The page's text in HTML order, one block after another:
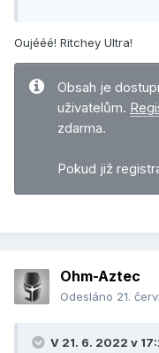
relativne komfortni a
A hlavne zadnej
predsnidanovych cca
vyborne. Super
takovej co mam rad.
Obsah je
uživatelům.
Oujééé! Ritchey Ultra!
Obsah je
uživatelům.
zdarma.
Pokud již
Ohm-Aztec
Odesláno 21.
V 21. 6. 2022 v